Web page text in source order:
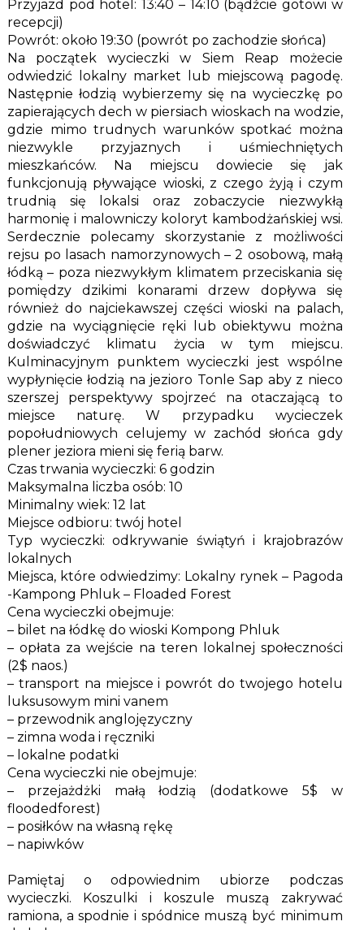
Przyjazd pod hotel: 13:40 – 14:10 (bądźcie gotowi w
recepcji)
Powrót: około 19:30 (powrót po zachodzie słońca)
Na początek wycieczki w Siem Reap możecie
odwiedzić lokalny market lub miejscową pagodę.
Następnie łodzią wybierzemy się na wycieczkę po
zapierających dech w piersiach wioskach na wodzie,
gdzie mimo trudnych warunków spotkać można
niezwykle przyjaznych i uśmiechniętych
mieszkańców. Na miejscu dowiecie się jak
funkcjonują pływające wioski, z czego żyją i czym
trudnią się lokalsi oraz zobaczycie niezwykłą
harmonię i malowniczy koloryt kambodżańskiej wsi.
Serdecznie polecamy skorzystanie z możliwości
rejsu po lasach namorzynowych – 2 osobową, małą
łódką – poza niezwykłym klimatem przeciskania się
pomiędzy dzikimi konarami drzew dopływa się
również do najciekawszej części wioski na palach,
gdzie na wyciągnięcie ręki lub obiektywu można
doświadczyć klimatu życia w tym miejscu.
Kulminacyjnym punktem wycieczki jest wspólne
wypłynięcie łodzią na jezioro Tonle Sap aby z nieco
szerszej perspektywy spojrzeć na otaczającą to
miejsce naturę. W przypadku wycieczek
popołudniowych celujemy w zachód słońca gdy
plener jeziora mieni się ferią barw.
Czas trwania wycieczki: 6 godzin
Maksymalna liczba osób: 10
Minimalny wiek: 12 lat
Miejsce odbioru: twój hotel
Typ wycieczki: odkrywanie świątyń i krajobrazów
lokalnych
Miejsca, które odwiedzimy: Lokalny rynek – Pagoda
-Kampong Phluk – Floaded Forest
Cena wycieczki obejmuje:
– bilet na łódkę do wioski Kompong Phluk
– opłata za wejście na teren lokalnej społeczności
(2$ naos.)
– transport na miejsce i powrót do twojego hotelu
luksusowym mini vanem
– przewodnik anglojęzyczny
– zimna woda i ręczniki
– lokalne podatki
Cena wycieczki nie obejmuje:
– przejażdżki małą łodzią (dodatkowe 5$ w
floodedforest)
– posiłków na własną rękę
– napiwków
Pamiętaj o odpowiednim ubiorze podczas
wycieczki. Koszulki i koszule muszą zakrywać
ramiona, a spodnie i spódnice muszą być minimum